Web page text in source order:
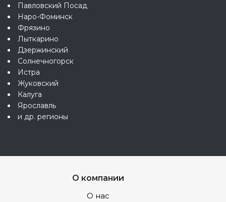
Павловский Посад
Наро-Фоминск
Фрязино
Лыткарино
Дзержинский
Солнечногорск
Истра
Жуковский
Калуга
Ярославль
и др. регионы
О компании
О нас